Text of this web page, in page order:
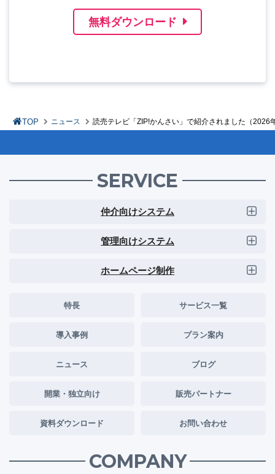
無料ダウンロード
TOP ニュース 読売テレビ「ZIP!かんさい」で紹介されました（2026
SERVICE
仲介向けシステム
管理向けシステム
ホームページ制作
特長 サービス一覧
導入事例 プラン案内
ニュース ブログ
開業・独立向け 販売パートナー
資料ダウンロード お問い合わせ
COMPANY